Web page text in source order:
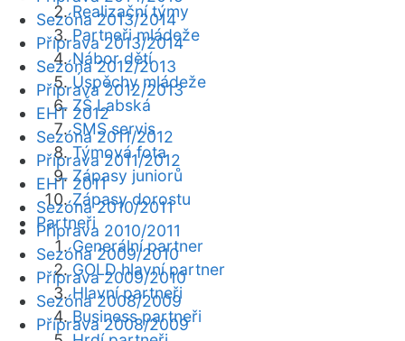
Realizační týmy
Partneři mládeže
Nábor dětí
Úspěchy mládeže
ZŠ Labská
SMS servis
Týmová fota
Zápasy juniorů
Zápasy dorostu
Partneři
Generální partner
GOLD hlavní partner
Hlavní partneři
Business partneři
Sezóna 2013/2014
Příprava 2013/2014
Sezóna 2012/2013
Příprava 2012/2013
EHT 2012
Sezóna 2011/2012
Příprava 2011/2012
EHT 2011
Sezóna 2010/2011
Příprava 2010/2011
Sezóna 2009/2010
Příprava 2009/2010
Sezóna 2008/2009
Příprava 2008/2009